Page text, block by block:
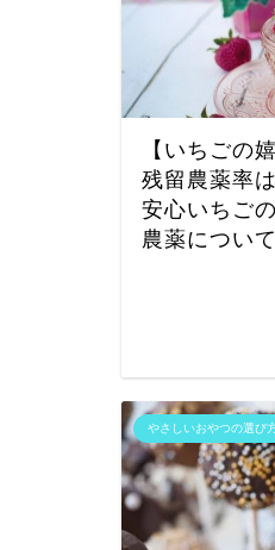
【いちごの
残留農薬率
安心いちご
農薬について
やさしいおやつの選び